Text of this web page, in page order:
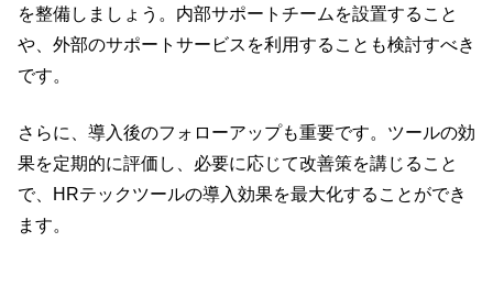
を整備しましょう。内部サポートチームを設置すること
や、外部のサポートサービスを利用することも検討すべき
です。
さらに、導入後のフォローアップも重要です。ツールの効
果を定期的に評価し、必要に応じて改善策を講じること
で、HRテックツールの導入効果を最大化するこ とができ
ます。